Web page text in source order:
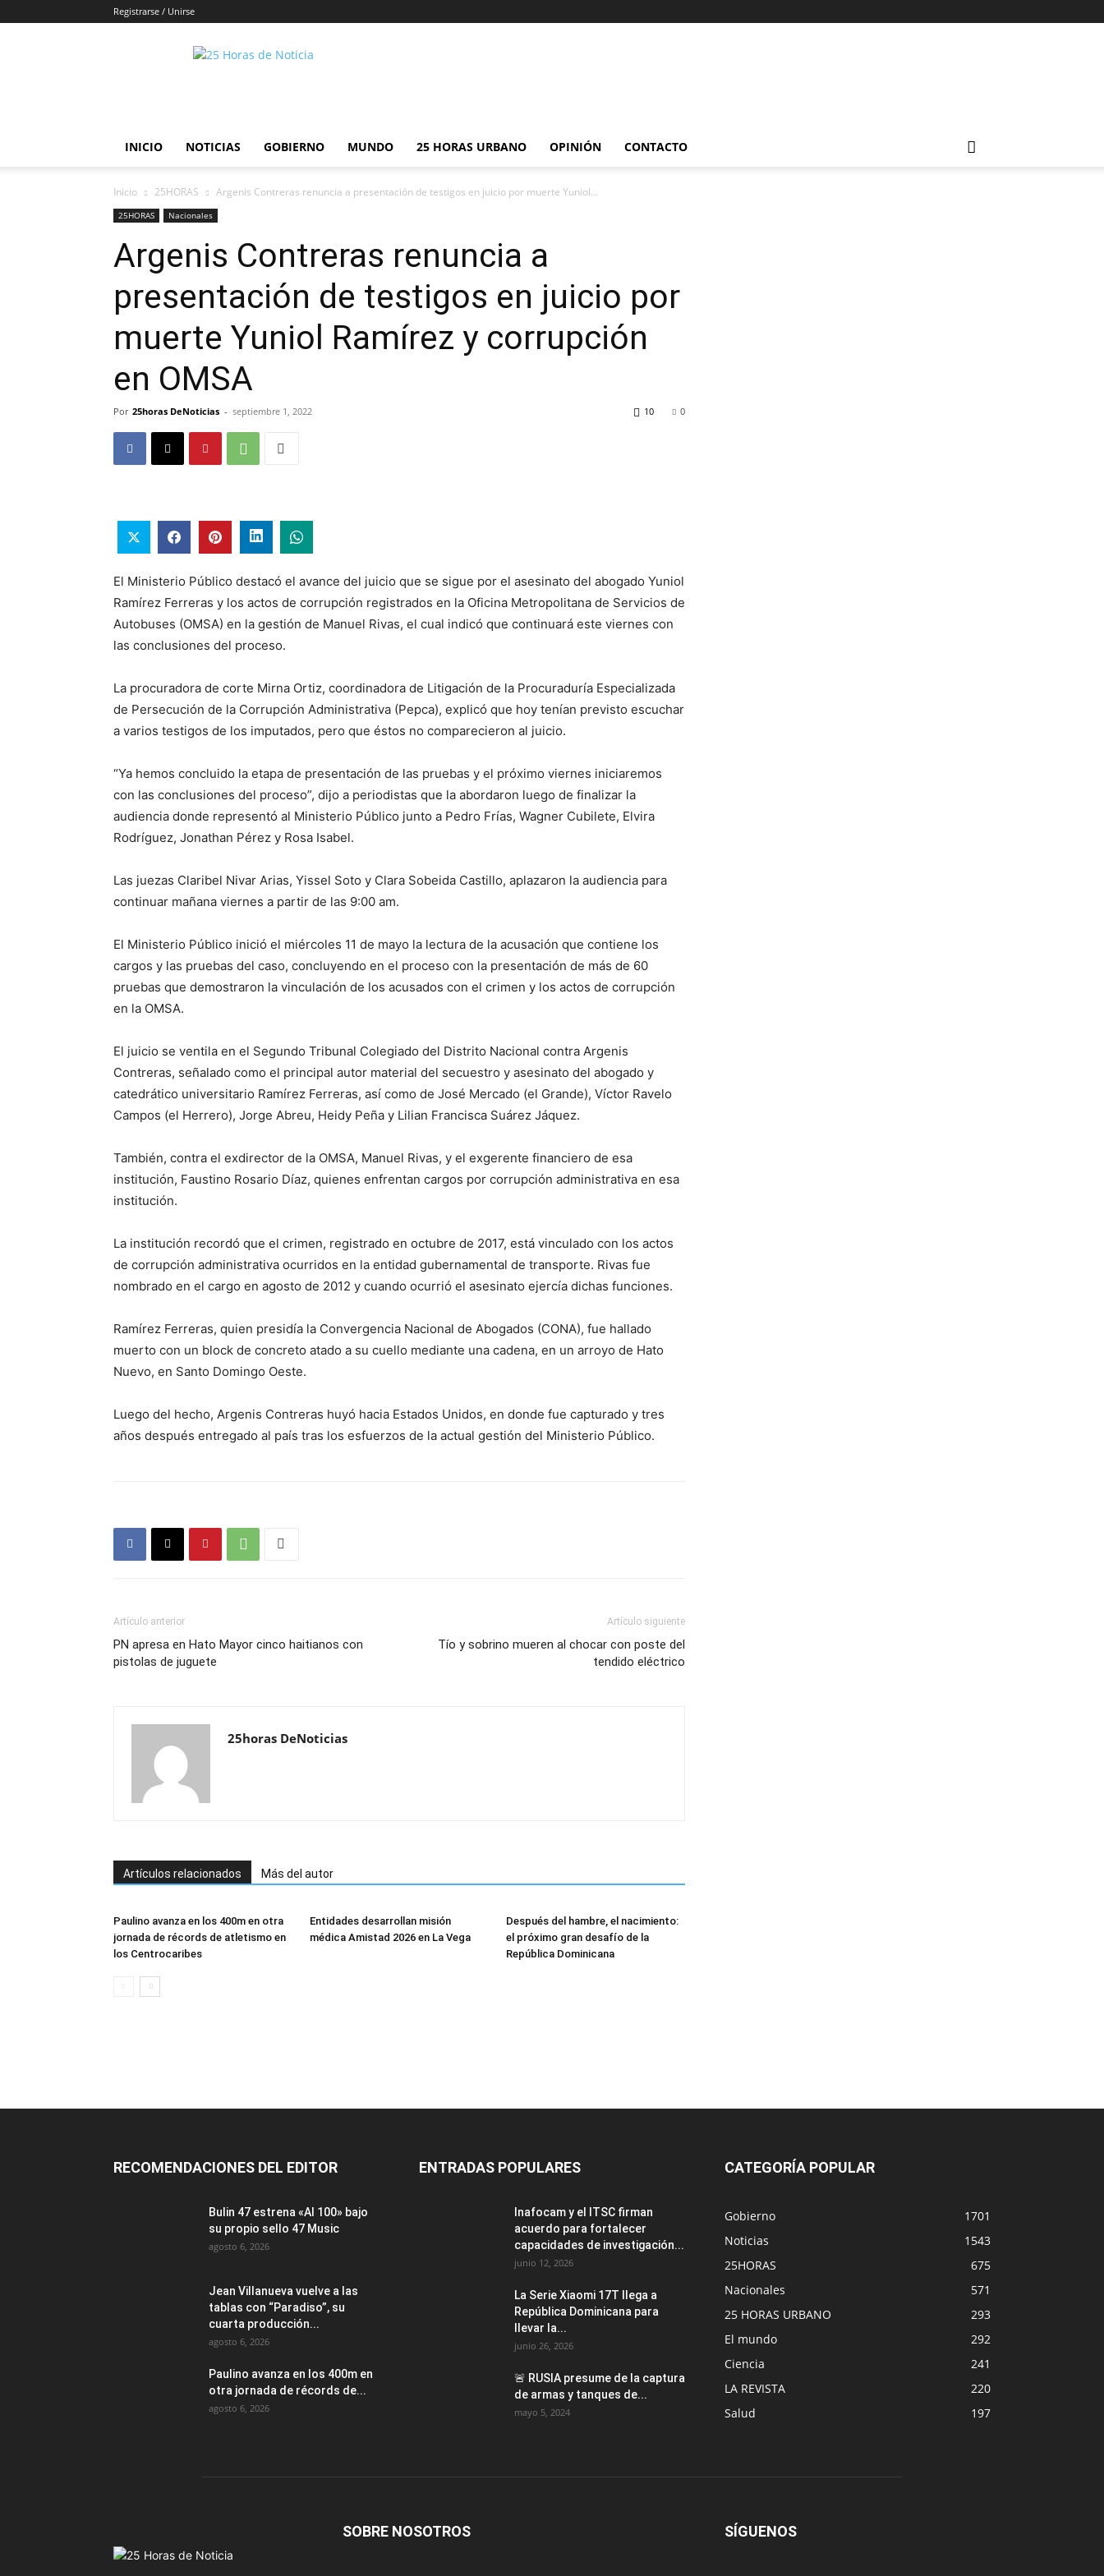
Registrarse / Unirse
25horasdenoticias
INICIO NOTICIAS GOBIERNO MUNDO 25 HORAS URBANO OPINIÓN CONTACTO
Inicio 25HORAS Argenis Contreras renuncia a presentación de testigos en juicio por muerte Yuniol...
25HORAS Nacionales
Argenis Contreras renuncia a
presentación de testigos en juicio por
muerte Yuniol Ramírez y corrupción
en OMSA
Por 25horas DeNoticias - septiembre 1, 2022 0
10
El Ministerio Público destacó el avance del juicio que se sigue por el asesinato del abogado Yuniol
Ramírez Ferreras y los actos de corrupción registrados en la Oficina Metropolitana de Servicios de
Autobuses (OMSA) en la gestión de Manuel Rivas, el cual indicó que continuará este viernes con
las conclusiones del proceso.
La procuradora de corte Mirna Ortiz, coordinadora de Litigación de la Procuraduría Especializada
de Persecución de la Corrupción Administrativa (Pepca), explicó que hoy tenían previsto escuchar
a varios testigos de los imputados, pero que éstos no comparecieron al juicio.
“Ya hemos concluido la etapa de presentación de las pruebas y el próximo viernes iniciaremos
con las conclusiones del proceso”, dijo a periodistas que la abordaron luego de finalizar la
audiencia donde representó al Ministerio Público junto a Pedro Frías, Wagner Cubilete, Elvira
Rodríguez, Jonathan Pérez y Rosa Isabel.
Las juezas Claribel Nivar Arias, Yissel Soto y Clara Sobeida Castillo, aplazaron la audiencia para
continuar mañana viernes a partir de las 9:00 am.
El Ministerio Público inició el miércoles 11 de mayo la lectura de la acusación que contiene los
cargos y las pruebas del caso, concluyendo en el proceso con la presentación de más de 60
pruebas que demostraron la vinculación de los acusados con el crimen y los actos de corrupción
en la OMSA.
El juicio se ventila en el Segundo Tribunal Colegiado del Distrito Nacional contra Argenis
Contreras, señalado como el principal autor material del secuestro y asesinato del abogado y
catedrático universitario Ramírez Ferreras, así como de José Mercado (el Grande), Víctor Ravelo
Campos (el Herrero), Jorge Abreu, Heidy Peña y Lilian Francisca Suárez Jáquez.
También, contra el exdirector de la OMSA, Manuel Rivas, y el exgerente financiero de esa
institución, Faustino Rosario Díaz, quienes enfrentan cargos por corrupción administrativa en esa
institución.
La institución recordó que el crimen, registrado en octubre de 2017, está vinculado con los actos
de corrupción administrativa ocurridos en la entidad gubernamental de transporte. Rivas fue
nombrado en el cargo en agosto de 2012 y cuando ocurrió el asesinato ejercía dichas funciones.
Ramírez Ferreras, quien presidía la Convergencia Nacional de Abogados (CONA), fue hallado
muerto con un block de concreto atado a su cuello mediante una cadena, en un arroyo de Hato
Nuevo, en Santo Domingo Oeste.
Luego del hecho, Argenis Contreras huyó hacia Estados Unidos, en donde fue capturado y tres
años después entregado al país tras los esfuerzos de la actual gestión del Ministerio Público.
Artículo anterior
PN apresa en Hato Mayor cinco haitianos con
pistolas de juguete
Artículo siguiente
Tío y sobrino mueren al chocar con poste del
tendido eléctrico
25horas DeNoticias
Artículos relacionados Más del autor
Paulino avanza en los 400m en otra
jornada de récords de atletismo en
los Centrocaribes
Entidades desarrollan misión
médica Amistad 2026 en La Vega
Después del hambre, el nacimiento:
el próximo gran desafío de la
República Dominicana
RECOMENDACIONES DEL EDITOR
Bulin 47 estrena «Al 100» bajo
su propio sello 47 Music
agosto 6, 2026
Jean Villanueva vuelve a las
tablas con “Paradiso”, su
cuarta producción...
agosto 6, 2026
Paulino avanza en los 400m en
otra jornada de récords de...
agosto 6, 2026
ENTRADAS POPULARES
Inafocam y el ITSC firman
acuerdo para fortalecer
capacidades de investigación...
junio 12, 2026
La Serie Xiaomi 17T llega a
República Dominicana para
llevar la...
junio 26, 2026
🚨 RUSIA presume de la captura
de armas y tanques de...
mayo 5, 2024
CATEGORÍA POPULAR
Gobierno
1701
Noticias
1543
25HORAS
675
Nacionales
571
25 HORAS URBANO
293
El mundo
292
Ciencia
241
LA REVISTA
220
Salud
197
SOBRE NOSOTROS SÍGUENOS